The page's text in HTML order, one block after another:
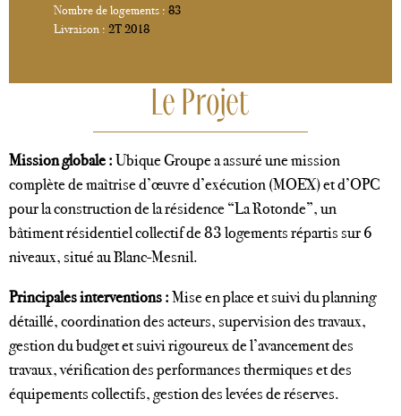
Nombre de logements : 83
Livraison : 2T 2018
Le Projet
Mission globale :Ubique Groupe a assuré une mission
complète de maîtrise d’œuvre d’exécution (MOEX) et d’OPC
pour la construction de la résidence “La Rotonde”, un
bâtiment résidentiel collectif de 83 logements répartis sur 6
niveaux, situé au Blanc-Mesnil.
Principales interventions :Mise en place et suivi du planning
détaillé, coordination des acteurs, supervision des travaux,
gestion du budget et suivi rigoureux de l’avancement des
travaux, vérification des performances thermiques et des
équipements collectifs, gestion des levées de réserves.